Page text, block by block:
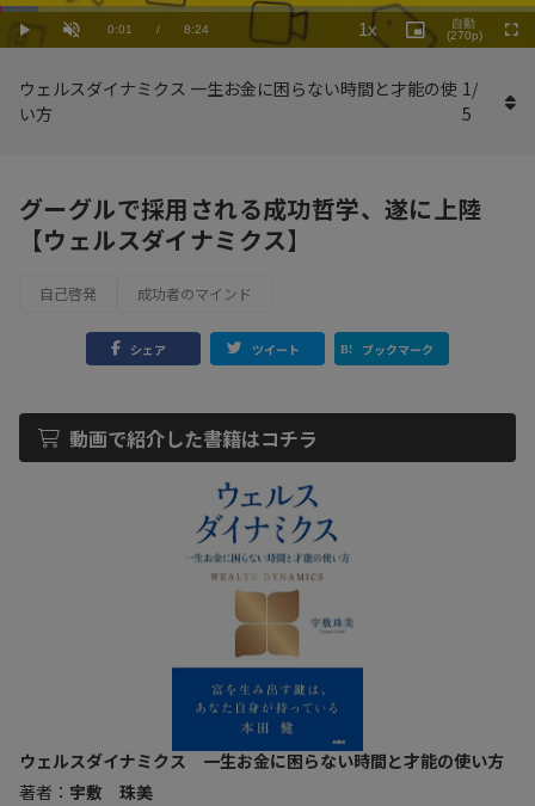
Play UnmuteCurrent
0:01 / Duration
8:24
Loaded:
7.15%
1x
Rate
Picture-
in-
自動
(270p)
ウェルスダイナミクス 一生お金に困らない時間と才能の使
い方
1/
5
グーグルで採用される成功哲学、遂に上陸
【ウェルスダイナミクス】
自己啓発 成功者のマインド
シェア ツイート ブックマーク
動画で紹介した書籍はコチラ
ウェルスダイナミクス 一生お金に困らない時間と才能の使い方
著者： 宇敷 珠美